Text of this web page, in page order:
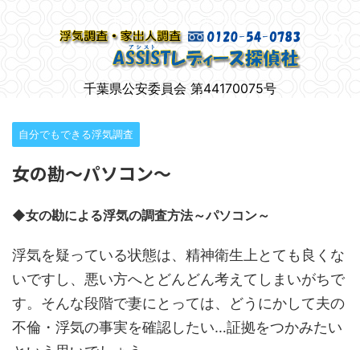
千葉県公安委員会 第44170075号
自分でもできる浮気調査
女の勘～パソコン～
◆女の勘による浮気の調査方法～パソコン～
浮気を疑っている状態は、精神衛生上とても良くな
いですし、悪い方へとどんどん考えてしまいがちで
す。そんな段階で妻にとっては、どうにかして夫の
不倫・浮気の事実を確認したい…証拠をつかみたい